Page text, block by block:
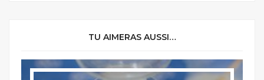
TU AIMERAS AUSSI…